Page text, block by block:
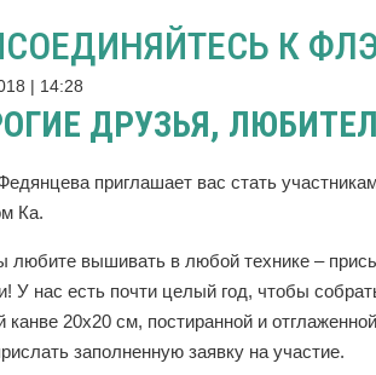
К
| 14:28
ДРУЗЬЯ,
приглашает вас стать
Ка.
любите вышивать в любой технике –
У нас есть почти целый год, чтобы
канве 20х20 см, постиранной и
заполненную заявку на участие.